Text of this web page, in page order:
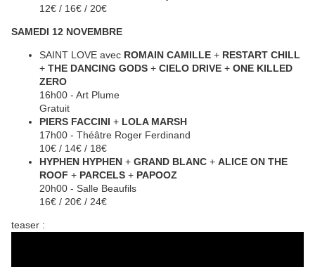
12€ / 16€ / 20€
SAMEDI 12 NOVEMBRE
SAINT LOVE avec ROMAIN CAMILLE + RESTART CHILL
+ THE DANCING GODS + CIELO DRIVE + ONE KILLED
ZERO
16h00 - Art Plume
Gratuit
PIERS FACCINI + LOLA MARSH
17h00 - Théâtre Roger Ferdinand
10€ / 14€ / 18€
HYPHEN HYPHEN + GRAND BLANC + ALICE ON THE
ROOF + PARCELS + PAPOOZ
20h00 - Salle Beaufils
16€ / 20€ / 24€
teaser :